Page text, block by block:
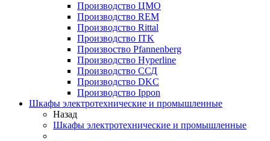
Производство ЦМО
Производство REM
Производство Rittal
Производство ITK
Произвоство Pfannenberg
Производство Hyperline
Производство ССД
Производство DKC
Производство Ippon
Шкафы электротехнические и промышленные
Назад
Шкафы электротехнические и промышленные